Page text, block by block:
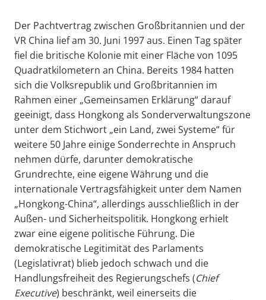
Der Pachtvertrag zwischen Großbritannien und der
VR China lief am 30. Juni 1997 aus. Einen Tag später
fiel die britische Kolonie mit einer Fläche von 1095
Quadratkilometern an China. Bereits 1984 hatten
sich die Volksrepublik und Großbritannien im
Rahmen einer „Gemeinsamen Erklärung“ darauf
geeinigt, dass Hongkong als Sonderverwaltungszone
unter dem Stichwort „ein Land, zwei Systeme“ für
weitere 50 Jahre einige Sonderrechte in Anspruch
nehmen dürfe, darunter demokratische
Grundrechte, eine eigene Währung und die
internationale Vertragsfähigkeit unter dem Namen
„Hongkong-China“, allerdings ausschließlich in der
Außen- und Sicherheitspolitik. Hongkong erhielt
zwar eine eigene politische Führung. Die
demokratische Legitimität des Parlaments
(Legislativrat) blieb jedoch schwach und die
Handlungsfreiheit des Regierungschefs (Chief
Executive) beschränkt, weil einerseits die